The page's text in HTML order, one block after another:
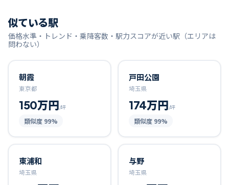
似ている駅
価格水準・トレンド・乗降客数・駅力スコアが近い駅（エリアは
問わない）
朝霞
東京都
150万円/坪
類似度 99%
戸田公園
埼玉県
174万円/坪
類似度 99%
東浦和
埼玉県
与野
埼玉県